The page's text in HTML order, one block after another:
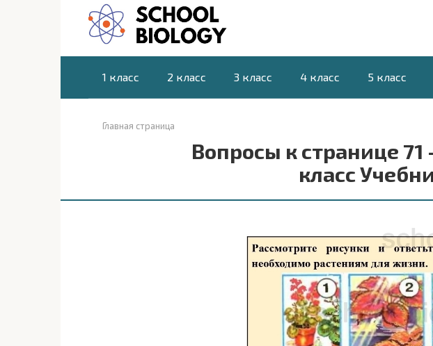
1 класс 2 класс 3 класс 4 класс 5 класс
Главная страница
Вопросы к странице
класс